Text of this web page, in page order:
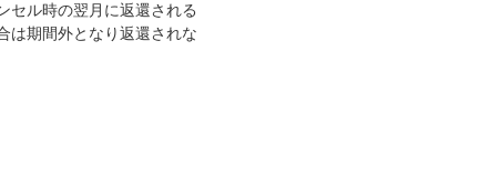
セル時の翌月に返還される
は期間外となり返還されな